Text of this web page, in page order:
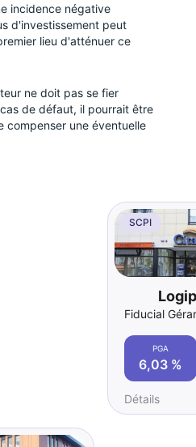
incidence négative
d'investissement peut
lieu d'atténuer ce
ne doit pas se fier
de défaut, il pourrait être
une éventuelle
SCPI
Fiducial
PGA
6,03 %
Détails